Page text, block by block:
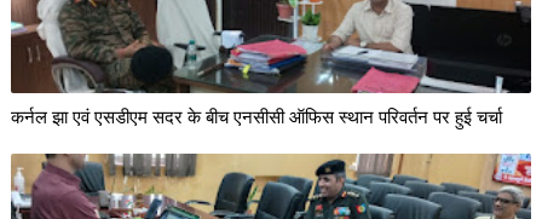
कर्नल झा एवं एसडीएम सदर के बीच एनसीसी ऑफिस स्थान परिवर्तन पर हुई चर्चा